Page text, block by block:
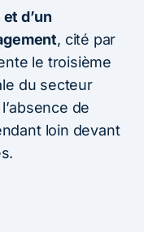
d’un
, cité par
le troisième
du secteur
de
loin devant